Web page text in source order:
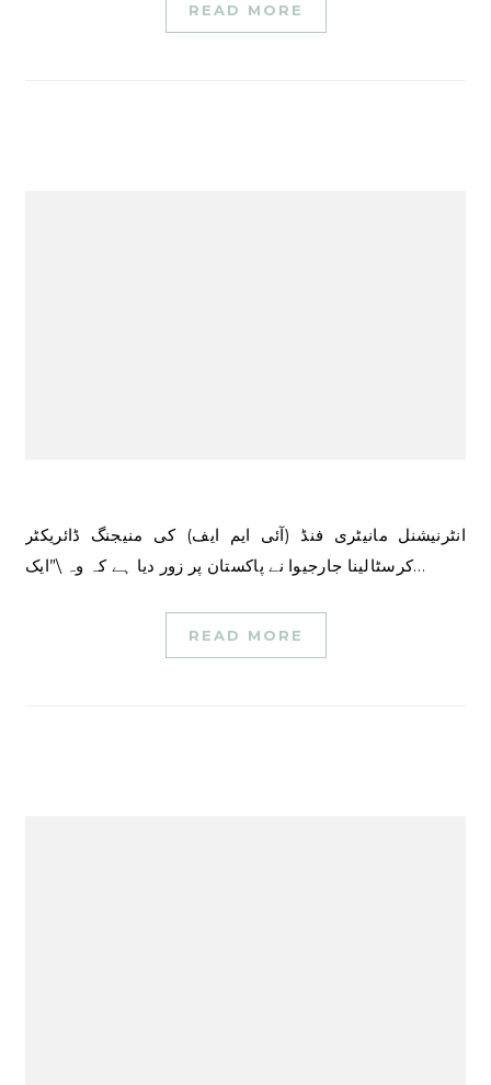
READ MORE
انٹرنیشنل مانیٹری فنڈ (آئی ایم ایف) کی منیجنگ ڈائریکٹر
کرسٹالینا جارجیوا نے پاکستان پر زور دیا ہے کہ وہ \”ایک…
READ MORE